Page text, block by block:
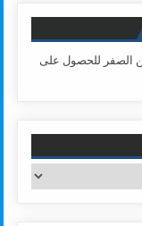
الصفر للحصول على